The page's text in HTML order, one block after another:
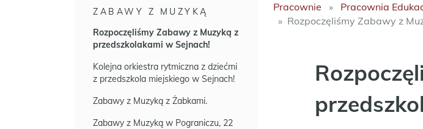
ZABAWY Z MUZYKĄ
Rozpoczęliśmy Zabawy z Muzyką z
przedszkolakami w Sejnach!
Kolejna orkiestra rytmiczna z dziećmi
z przedszkola miejskiego w Sejnach!
Zabawy z Muzyką z Żabkami.
Zabawy z Muzyką w Pograniczu, 22
Pracownie Pracownia
Rozpoczęliśmy Zabawy z